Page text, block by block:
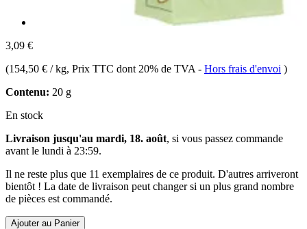
3,09 €
(154,50 € / kg, Prix TTC dont 20% de TVA - Hors frais d'envoi )
Contenu: 20 g
En stock
Livraison jusqu'au mardi, 18. août, si vous passez commande
avant le lundi à 23:59.
Il ne reste plus que 11 exemplaires de ce produit. D'autres arriveront
bientôt ! La date de livraison peut changer si un plus grand nombre
de pièces est commandé.
Ajouter au Panier